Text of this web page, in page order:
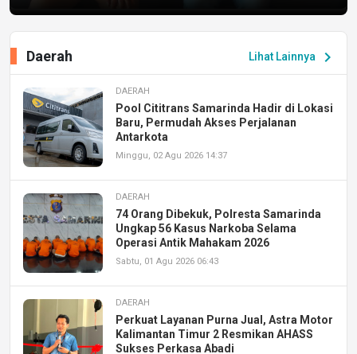
Lihat Lainnya chevron_right
Daerah
DAERAH
Pool Cititrans Samarinda Hadir di Lokasi
Baru, Permudah Akses Perjalanan
Antarkota
Minggu, 02 Agu 2026 14:37
DAERAH
74 Orang Dibekuk, Polresta Samarinda
Ungkap 56 Kasus Narkoba Selama
Operasi Antik Mahakam 2026
Sabtu, 01 Agu 2026 06:43
DAERAH
Perkuat Layanan Purna Jual, Astra Motor
Kalimantan Timur 2 Resmikan AHASS
Sukses Perkasa Abadi